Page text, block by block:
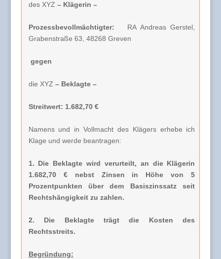
des XYZ – Klägerin –
Prozessbevollmächtigter: RA Andreas Gerstel,
Grabenstraße 63, 48268 Greven
gegen
die XYZ – Beklagte –
Streitwert: 1.682,70 €
Namens und in Vollmacht des Klägers erhebe ich
Klage und werde beantragen:
1. Die Beklagte wird verurteilt, an die Klägerin
1.682,70 € nebst Zinsen in Höhe von 5
Prozentpunkten über dem Basiszinssatz seit
Rechtshängigkeit zu zahlen.
2. Die Beklagte trägt die Kosten des
Rechtsstreits.
Begründung: